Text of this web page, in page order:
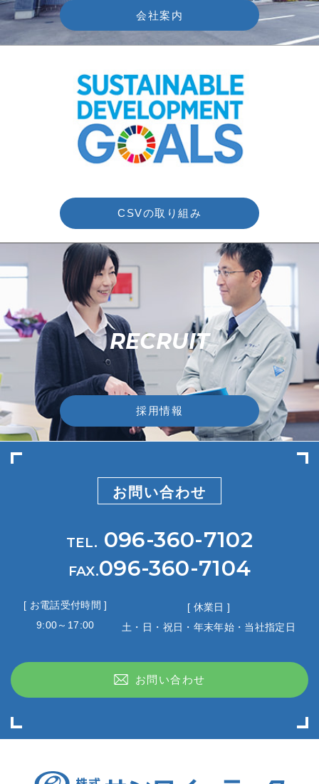
会社案内
CSVの取り組み
RECRUIT
採用情報
お問い合わせ
TEL. 096-360-7102
FAX.096-360-7104
[ お電話受付時間 ]
9:00～17:00
[ 休業日 ]
土・日・祝日・年末年始・当社指定日
お問い合わせ